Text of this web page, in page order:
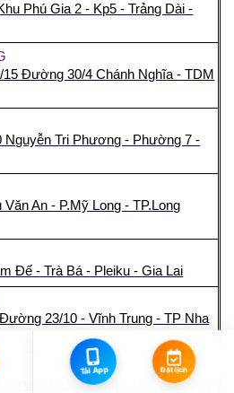
Phú Gia 2 - Kp5 - Trảng Dài -
15 Đường 30/4 Chánh Nghĩa - TDM
Nguyễn Tri Phương - Phường 7 -
Văn An - P.Mỹ Long - TP.Long
Đế - Trà Bá - Pleiku - Gia Lai
23/10 - Vĩnh Trung - TP Nha
Phạm Thái Bường - TP Vĩnh Long
Tải App Đặt lịch